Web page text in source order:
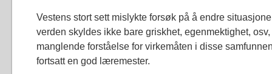
Vestens stort sett mislykte forsøk på å endre
verden skyldes ikke bare griskhet, egenmektighet,
manglende forståelse for virkemåten i disse
fortsatt en god læremester.